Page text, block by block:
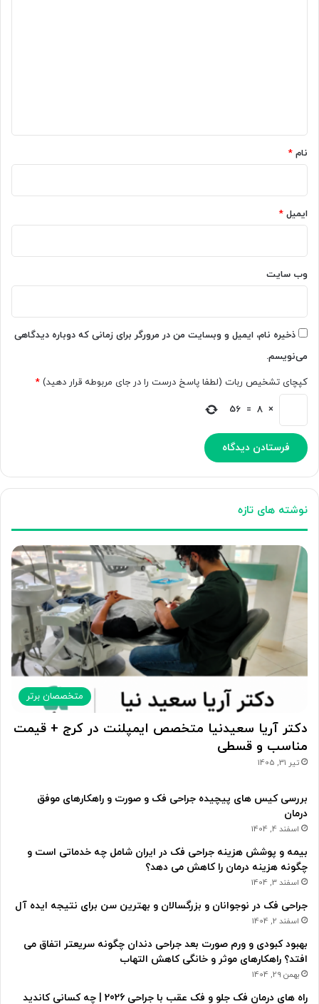
نام *
ایمیل *
وب‌ سایت
ذخیره نام، ایمیل و وبسایت من در مرورگر برای زمانی که دوباره دیدگاهی
می‌نویسم.
کپچای تشخیص ربات (لطفا پاسخ درست را در جای مربوطه قرار دهید) *
×
8
=
56
نوشته های تازه
متخصصان برتر
دکتر آریا سعیدنیا متخصص ایمپلنت در کرج + قیمت
مناسب و قسطی
تیر 31, 1405
بررسی کیس های پیچیده جراحی فک و صورت و راهکارهای موفق
درمان
اسفند 4, 1404
بیمه و پوشش هزینه جراحی فک در ایران شامل چه خدماتی است و
چگونه هزینه درمان را کاهش می دهد؟
اسفند 3, 1404
جراحی فک در نوجوانان و بزرگسالان و بهترین سن برای نتیجه ایده آل
اسفند 2, 1404
بهبود کبودی و ورم صورت بعد جراحی دندان چگونه سریعتر اتفاق می
افتد؟ راهکارهای موثر و خانگی کاهش التهاب
بهمن 29, 1404
راه های درمان فک جلو و فک عقب با جراحی 2026 | چه کسانی کاندید